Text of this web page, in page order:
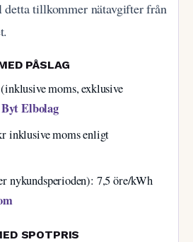
tillkommer nätavgifter från
PÅSLAG
moms, exklusive
Byt Elbolag
inklusive moms enligt
nykundsperioden): 7,5 öre/kWh
SPOTPRIS